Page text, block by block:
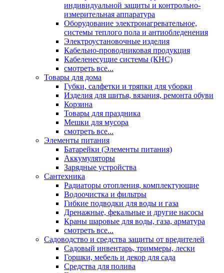
индивидуальной защиты и контрольно-
измерительная аппаратура
Оборудование электронагревательное,
системы теплого пола и антиобледенения
Электроустановочные изделия
Кабельно-проводниковая продукция
Кабеленесущие системы (КНС)
смотреть все...
Товары для дома
Губки, салфетки и тряпки для уборки
Изделия для шитья, вязания, ремонта обуви
Корзина
Товары для праздника
Мешки для мусора
смотреть все...
Элементы питания
Батарейки (Элементы питания)
Аккумуляторы
Зарядные устройства
Сантехника
Радиаторы отопления, комплектующие
Водоочистка и фильтры
Гибкие подводки для воды и газа
Дренажные, фекальные и другие насосы
Краны шаровые для воды, газа, арматура
смотреть все...
Садоводство и средства защиты от вредителей
Садовый инвентарь, триммеры, лески
Горшки, мебель и декор для сада
Средства для полива